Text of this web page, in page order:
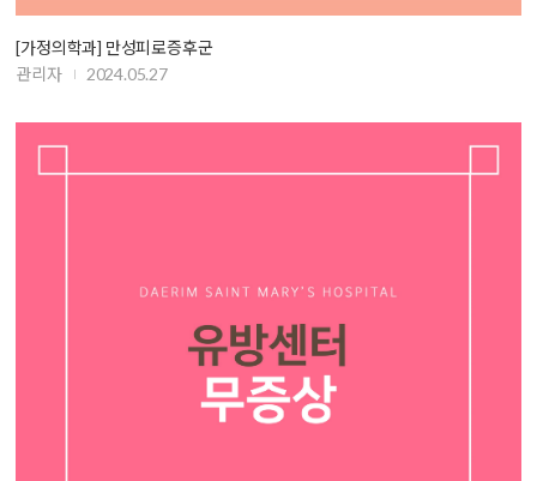
[가정의학과] 만성피로증후군
관리자
2024.05.27